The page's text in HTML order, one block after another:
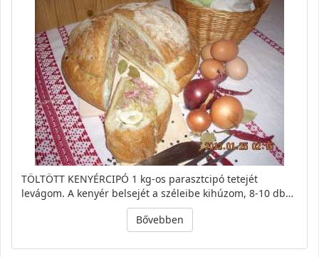
TÖLTÖTT KENYÉRCIPÓ 1 kg-os parasztcipó tetejét
levágom. A kenyér belsejét a széleibe kihúzom, 8-10 db…
Bővebben